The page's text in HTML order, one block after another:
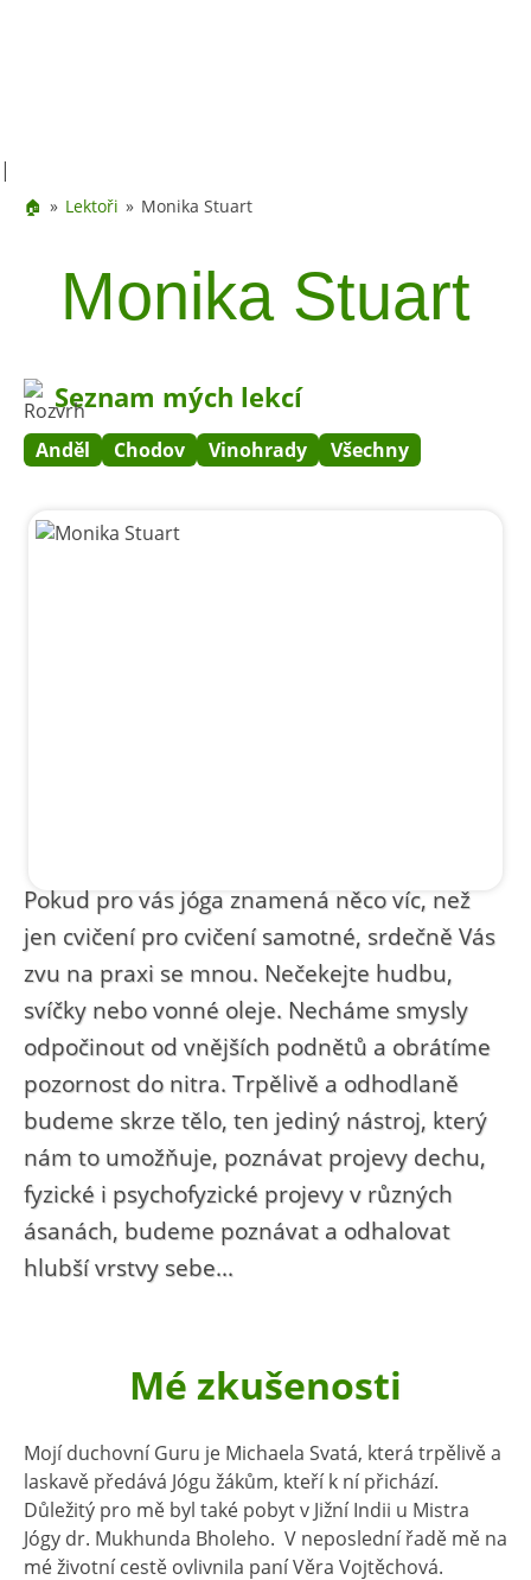
|
🏠 Lektoři Monika Stuart
Monika Stuart
Seznam mých lekcí
Anděl Chodov Vinohrady Všechny
Pokud pro vás jóga znamená něco víc, než
jen cvičení pro cvičení samotné, srdečně Vás
zvu na praxi se mnou. Nečekejte hudbu,
svíčky nebo vonné oleje. Necháme smysly
odpočinout od vnějších podnětů a obrátíme
pozornost do nitra. Trpělivě a odhodlaně
budeme skrze tělo, ten jediný nástroj, který
nám to umožňuje, poznávat projevy dechu,
fyzické i psychofyzické projevy v různých
ásanách, budeme poznávat a odhalovat
hlubší vrstvy sebe...
Mé zkušenosti
Mojí duchovní Guru je Michaela Svatá, která trpělivě a
laskavě předává Jógu žákům, kteří k ní přichází.
Důležitý pro mě byl také pobyt v Jižní Indii u Mistra
Jógy dr. Mukhunda Bholeho. V neposlední řadě mě na
mé životní cestě ovlivnila paní Věra Vojtěchová.